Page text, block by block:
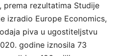
prema rezultatima Studije
izradio Europe Economics,
piva u ugostiteljstvu
godine iznosila 73